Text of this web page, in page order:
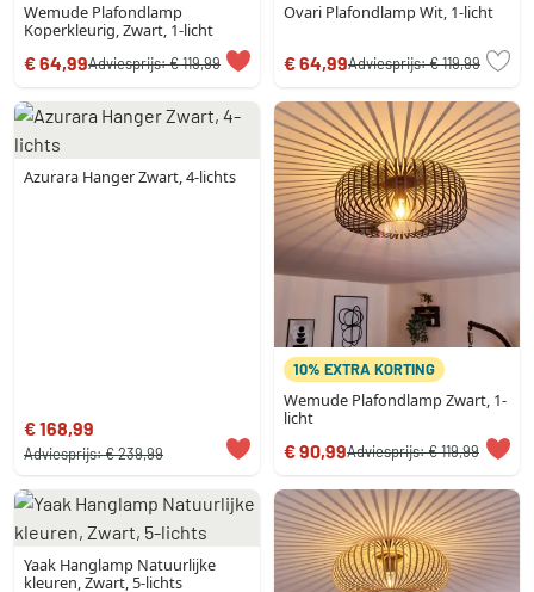
Wemude Plafondlamp
Koperkleurig, Zwart, 1-licht
€ 64,99Adviesprijs:€ 119,99
Ovari Plafondlamp Wit, 1-licht
€ 64,99Adviesprijs:€ 119,99
Azurara Hanger Zwart, 4-lichts
€ 168,99
Adviesprijs:€ 239,99
10% EXTRA KORTING
Wemude Plafondlamp Zwart, 1-
licht
€ 90,99Adviesprijs:€ 119,99
Yaak Hanglamp Natuurlijke
kleuren, Zwart, 5-lichts